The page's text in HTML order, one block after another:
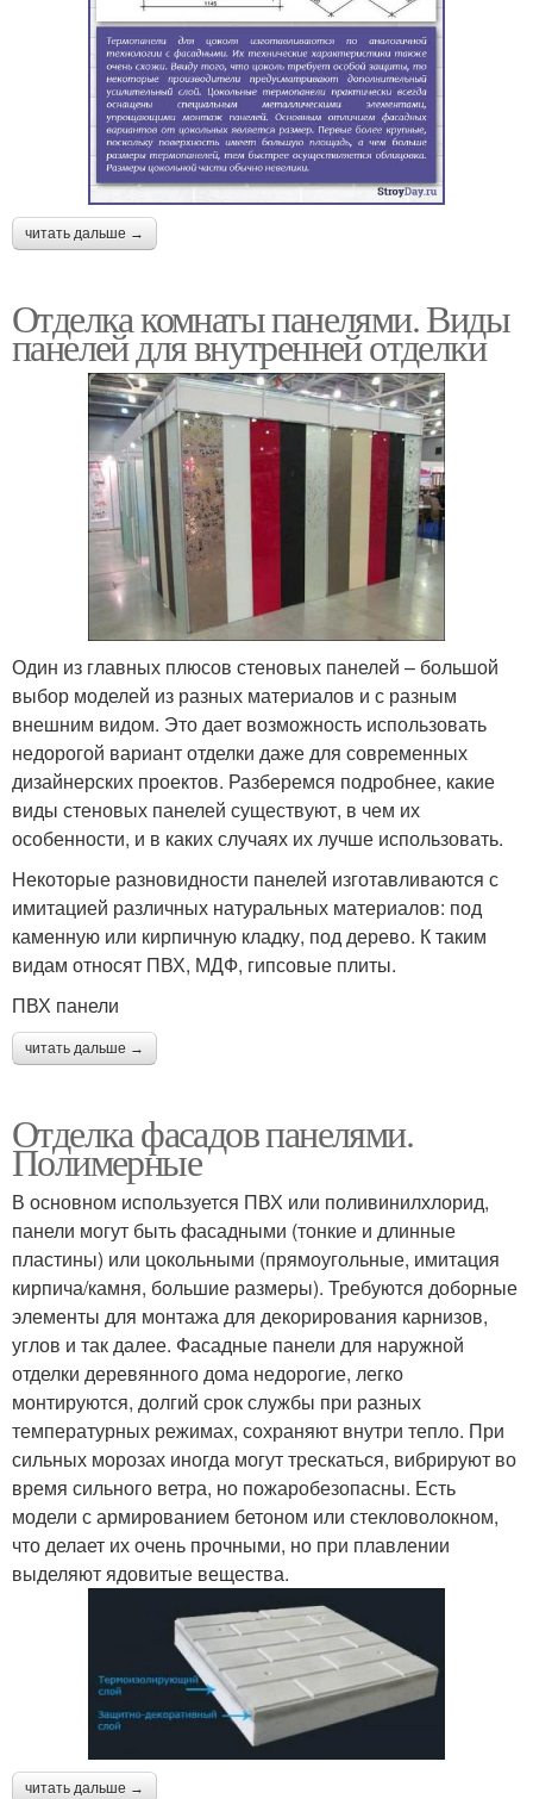
читать дальше →
Отделка комнаты панелями. Виды
панелей для внутренней отделки
Один из главных плюсов стеновых панелей – большой
выбор моделей из разных материалов и с разным
внешним видом. Это дает возможность использовать
недорогой вариант отделки даже для современных
дизайнерских проектов. Разберемся подробнее, какие
виды стеновых панелей существуют, в чем их
особенности, и в каких случаях их лучше использовать.
Некоторые разновидности панелей изготавливаются с
имитацией различных натуральных материалов: под
каменную или кирпичную кладку, под дерево. К таким
видам относят ПВХ, МДФ, гипсовые плиты.
ПВХ панели
читать дальше →
Отделка фасадов панелями.
Полимерные
В основном используется ПВХ или поливинилхлорид,
панели могут быть фасадными (тонкие и длинные
пластины) или цокольными (прямоугольные, имитация
кирпича/камня, большие размеры). Требуются доборные
элементы для монтажа для декорирования карнизов,
углов и так далее. Фасадные панели для наружной
отделки деревянного дома недорогие, легко
монтируются, долгий срок службы при разных
температурных режимах, сохраняют внутри тепло. При
сильных морозах иногда могут трескаться, вибрируют во
время сильного ветра, но пожаробезопасны. Есть
модели с армированием бетоном или стекловолокном,
что делает их очень прочными, но при плавлении
выделяют ядовитые вещества.
читать дальше →